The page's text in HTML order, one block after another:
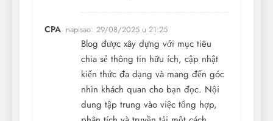
CPA napisao: 29/08/2025 u 21:25
Blog được xây dựng với mục tiêu
chia sẻ thông tin hữu ích, cập nhật
kiến thức đa dạng và mang đến góc
nhìn khách quan cho bạn đọc. Nội
dung tập trung vào việc tổng hợp,